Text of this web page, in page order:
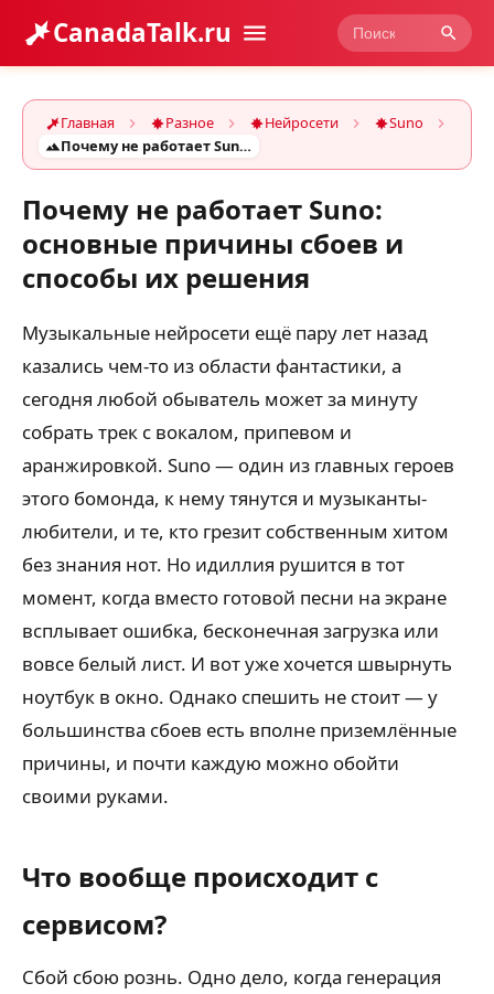
CanadaTalk.ru
Главная Разное Нейросети
Suno
Почему не работает Suno: основные причины сбоев и способы их решения
Почему не работает Suno:
основные причины сбоев и
способы их решения
Музыкальные нейросети ещё пару лет назад
казались чем-то из области фантастики, а
сегодня любой обыватель может за минуту
собрать трек с вокалом, припевом и
аранжировкой. Suno — один из главных героев
этого бомонда, к нему тянутся и музыканты-
любители, и те, кто грезит собственным хитом
без знания нот. Но идиллия рушится в тот
момент, когда вместо готовой песни на экране
всплывает ошибка, бесконечная загрузка или
вовсе белый лист. И вот уже хочется швырнуть
ноутбук в окно. Однако спешить не стоит — у
большинства сбоев есть вполне приземлённые
причины, и почти каждую можно обойти
своими руками.
Что вообще происходит с
сервисом?
Сбой сбою рознь. Одно дело, когда генерация